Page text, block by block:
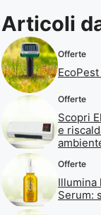
Articoli
Offerte
Offerte
Scopri
e
Offerte
Illumina
Serum: